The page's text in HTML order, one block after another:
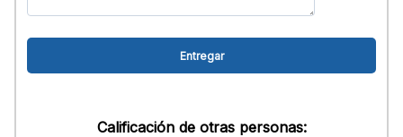
Calificación de otras personas: